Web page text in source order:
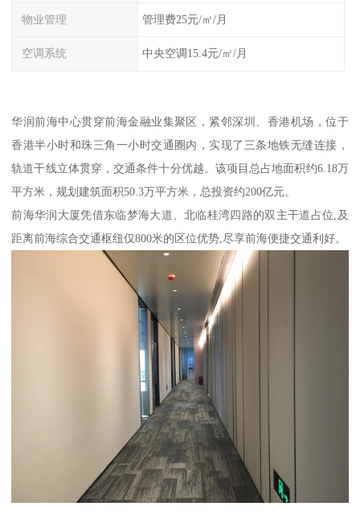
物业管理 管理费25元/㎡/月
空调系统 中央空调15.4元/㎡/月
华润前海中心贯穿前海金融业集聚区，紧邻深圳、香港机场，位于
香港半小时和珠三角一小时交通圈内，实现了三条地铁无缝连接，
轨道干线立体贯穿，交通条件十分优越。该项目总占地面积约6.18万
平方米，规划建筑面积50.3万平方米，总投资约200亿元。
前海华润大厦凭借东临梦海大道、北临桂湾四路的双主干道占位,及
距离前海综合交通枢纽仅800米的区位优势,尽享前海便捷交通利好。